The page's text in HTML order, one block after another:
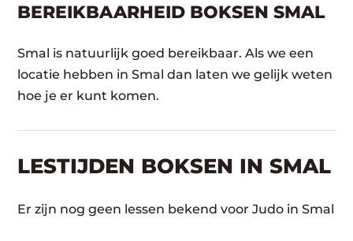
BEREIKBAARHEID BOKSEN SMAL
Smal is natuurlijk goed bereikbaar. Als we een
locatie hebben in Smal dan laten we gelijk weten
hoe je er kunt komen.
LESTIJDEN BOKSEN IN SMAL
Er zijn nog geen lessen bekend voor Judo in Smal